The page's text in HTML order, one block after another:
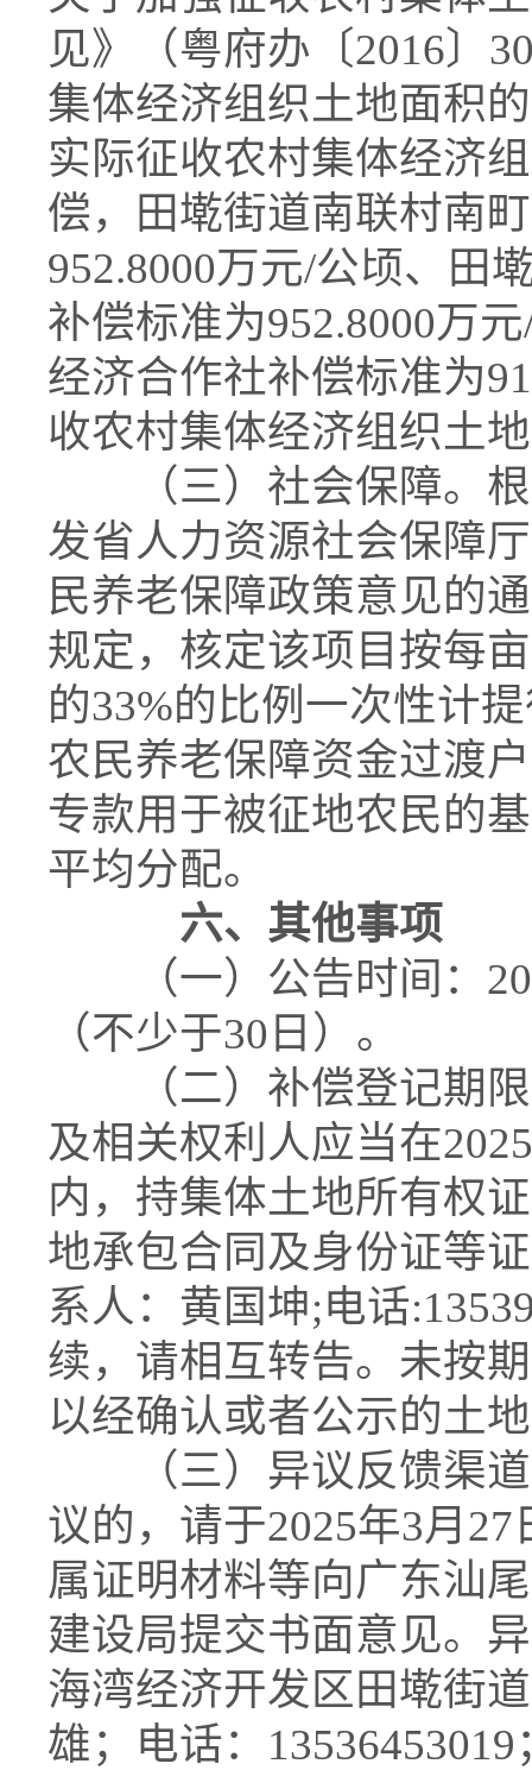
见》（粤府办〔2016〕
集体经济组织土地面积
实际征收农村集体经济
偿，田墘街道南联村南
952.8000万元/公顷、田
补偿标准为952.8000万
经济合作社补偿标准为
收农村集体经济组织土
（三）社会保障。根
发省人力资源社会保障
民养老保障政策意见的
规定，核定该项目按每
的33%的比例一次性计
农民养老保障资金过渡
专款用于被征地农民的
平均分配。
六、其他事项
（一）公告时间：
（不少于30日）。
（二）补偿登记期限
及相关权利人应当在
内，持集体土地所有权
地承包合同及身份证等
系人：黄国坤;电话
续，请相互转告。未按
以经确认或者公示的土
（三）异议反馈渠道
议的，请于2025年3月
属证明材料等向广东汕
建设局提交书面意见。
海湾经济开发区田墘街
雄；电话：